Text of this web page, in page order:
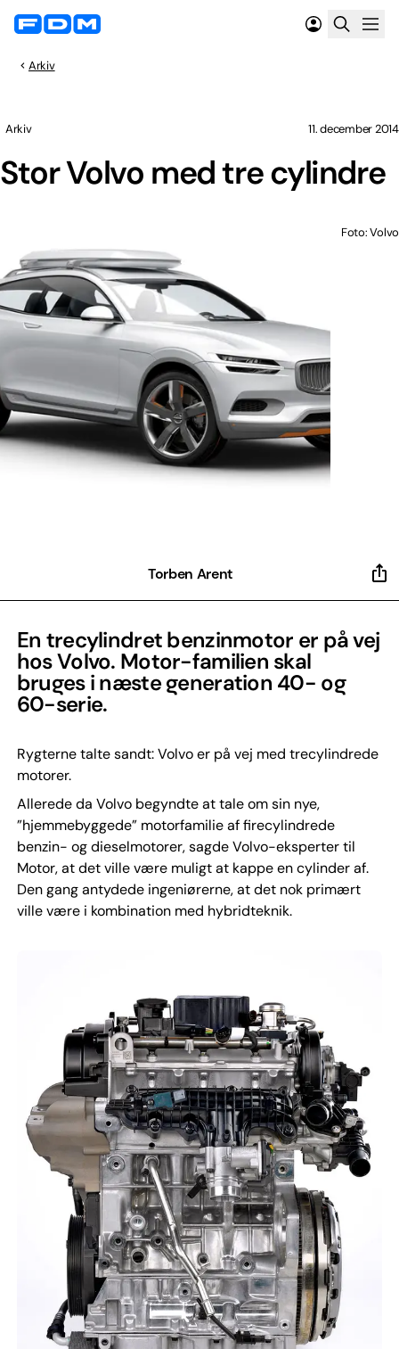
Arkiv
Stor Volvo med tre cylindre
Arkiv 11. december 2014
Foto: Volvo
Torben Arent
En trecylindret benzinmotor er på vej
hos Volvo. Motor-familien skal
bruges i næste generation 40- og
60-serie.
Rygterne talte sandt: Volvo er på vej med trecylindrede
motorer.
Allerede da Volvo begyndte at tale om sin nye,
”hjemmebyggede” motorfamilie af firecylindrede
benzin- og dieselmotorer, sagde Volvo-eksperter til
Motor, at det ville være muligt at kappe en cylinder af.
Den gang antydede ingeniørerne, at det nok primært
ville være i kombination med hybridteknik.